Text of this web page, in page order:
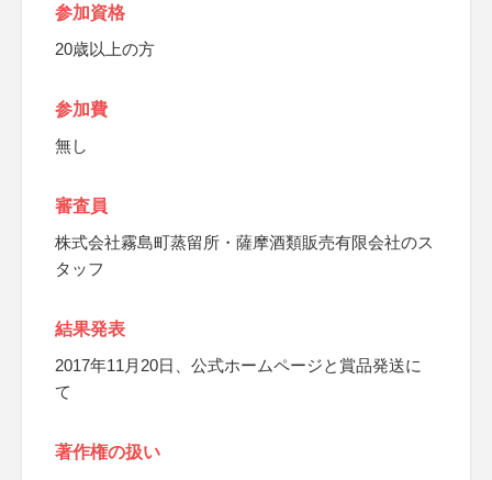
参加資格
20歳以上の方
参加費
無し
審査員
株式会社霧島町蒸留所・薩摩酒類販売有限会社のス
タッフ
結果発表
2017年11月20日、公式ホームページと賞品発送に
て
著作権の扱い